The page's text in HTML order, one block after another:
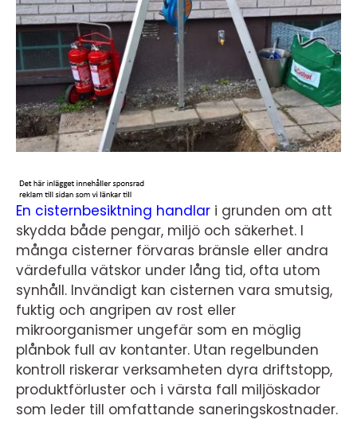
En cisternbesiktning handlar i grunden om att
skydda både pengar, miljö och säkerhet. I
många cisterner förvaras bränsle eller andra
värdefulla vätskor under lång tid, ofta utom
synhåll. Invändigt kan cisternen vara smutsig,
fuktig och angripen av rost eller
mikroorganismer ungefär som en möglig
plånbok full av kontanter. Utan regelbunden
kontroll riskerar verksamheten dyra driftstopp,
produktförluster och i värsta fall miljöskador
som leder till omfattande saneringskostnader.